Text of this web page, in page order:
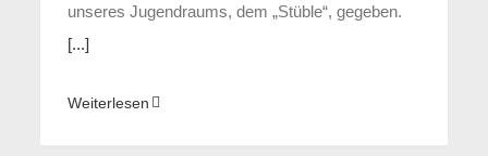
unseres Jugendraums, dem „Stüble“, gegeben.
[...]
Weiterlesen